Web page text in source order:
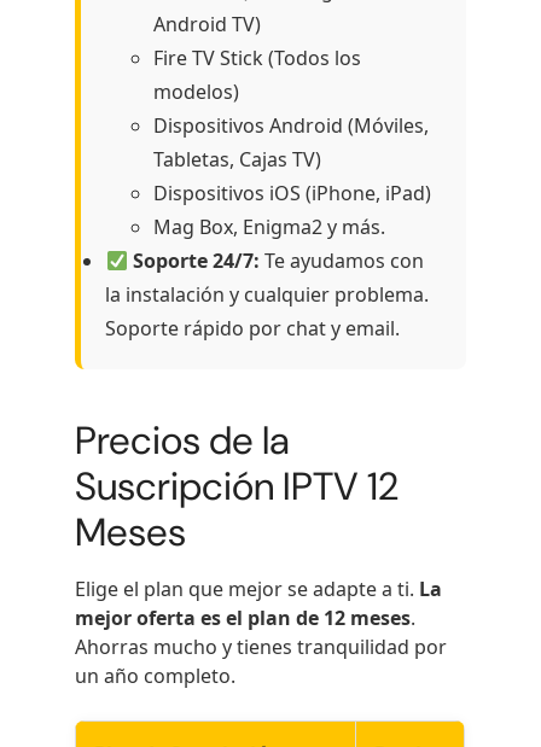
Android TV)
Fire TV Stick (Todos los
modelos)
Dispositivos Android (Móviles,
Tabletas, Cajas TV)
Dispositivos iOS (iPhone, iPad)
Mag Box, Enigma2 y más.
Soporte 24/7: Te ayudamos con
la instalación y cualquier problema.
Soporte rápido por chat y email.
Precios de la
Suscripción IPTV 12
Meses
Elige el plan que mejor se adapte a ti. La
mejor oferta es el plan de 12 meses.
Ahorras mucho y tienes tranquilidad por
un año completo.